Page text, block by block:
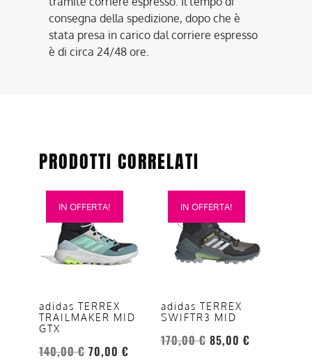
consegna della spedizione, dopo che è
stata presa in carico dal corriere espresso
è di circa 24/48 ore.
PRODOTTI CORRELATI
IN OFFERTA!
adidas TERREX
TRAILMAKER MID
GTX
140,00€ 70,00 €
Questo
prodotto
varianti.
opzioni
possono
essere
scelte
IN OFFERTA!
adidas TERREX
SWIFTR3 MID
170,00€ 85,00 €
Questo
prodotto
varianti.
opzioni
possono
essere